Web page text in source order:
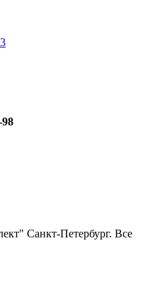
Санкт-Петербург. Все